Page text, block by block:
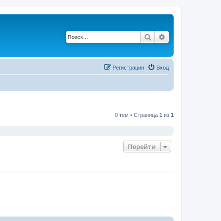
Поиск
Вход
Регистрация
0 тем • Страница 1 из 1
Перейти